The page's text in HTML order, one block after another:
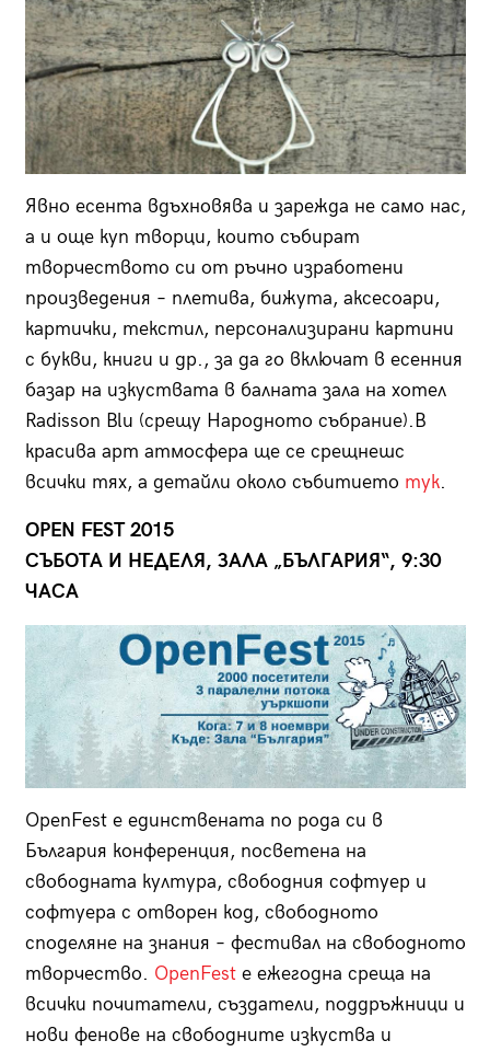
Явно есента вдъхновява и зарежда не само нас,
а и още куп творци, които събират
творчеството си от ръчно изработени
произведения – плетива, бижута, аксесоари,
картички, текстил, персонализирани картини
с букви, книги и др., за да го включат в есенния
базар на изкуствата в балната зала на хотел
Radisson Blu (срещу Народното събрание).В
красива арт атмосфера ще се срещнешс
всички тях, а детайли около събитието тук.
OPEN FEST 2015
СЪБОТА И НЕДЕЛЯ, ЗАЛА „БЪЛГАРИЯ“, 9:30
ЧАСА
OpenFest e единствената по рода си в
България конференция, посветена на
свободната култура, свободния софтуер и
софтуера с отворен код, свободното
споделяне на знания – фестивал на свободното
творчество. OpenFestе ежегодна среща на
всички почитатели, създатели, поддръжници и
нови фенове на свободните изкуства и